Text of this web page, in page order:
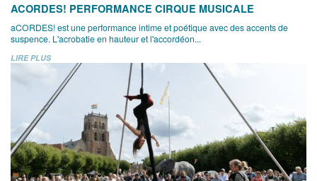
ACORDES! PERFORMANCE CIRQUE MUSICALE
aCORDES! est une performance intime et poétique avec des accents de
suspence. L'acrobatie en hauteur et l'accordéon...
LIRE PLUS